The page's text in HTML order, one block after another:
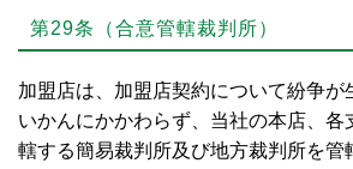
第29条（合意管轄裁判所）
加盟店は、加盟店契約について紛争が
いかんにかかわらず、当社の本店、各
轄する簡易裁判所及び地方裁判所を管